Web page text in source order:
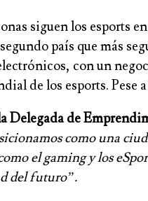
siguen los esports
país que más
con un
de los esports. Pese
Delegada de
como una
el gaming y los
del futuro”.